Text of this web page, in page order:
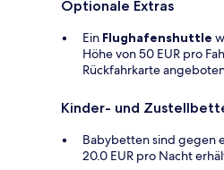
Optionale Extras
Ein Flughafenshuttle
Höhe von 50 EUR pro
Rückfahrkarte
Kinder- und
Babybetten sind gegen
20.0 EUR pro Nacht